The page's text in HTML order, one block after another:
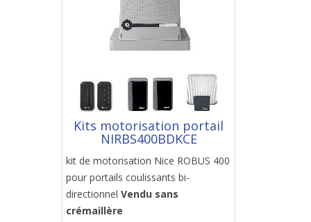
Kits motorisation portail
NIRBS400BDKCE
kit de motorisation Nice ROBUS 400
pour portails coulissants bi-
directionnel Vendu sans
crémaillère